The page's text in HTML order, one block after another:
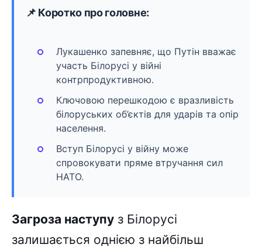
📌 Коротко про головне:
Лукашенко запевняє, що Путін вважає
участь Білорусі у війні
контрпродуктивною.
Ключовою перешкодою є вразливість
білоруських об’єктів для ударів та опір
населення.
Вступ Білорусі у війну може
спровокувати пряме втручання сил
НАТО.
Загроза наступу з Білорусі
залишається однією з найбільш